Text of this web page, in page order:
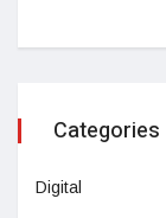
Categories
Digital